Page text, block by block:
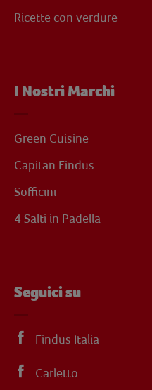
Ricette con verdure
I Nostri Marchi
Green Cuisine
Capitan Findus
Sofficini
4 Salti in Padella
Seguici su
Findus Italia
Carletto